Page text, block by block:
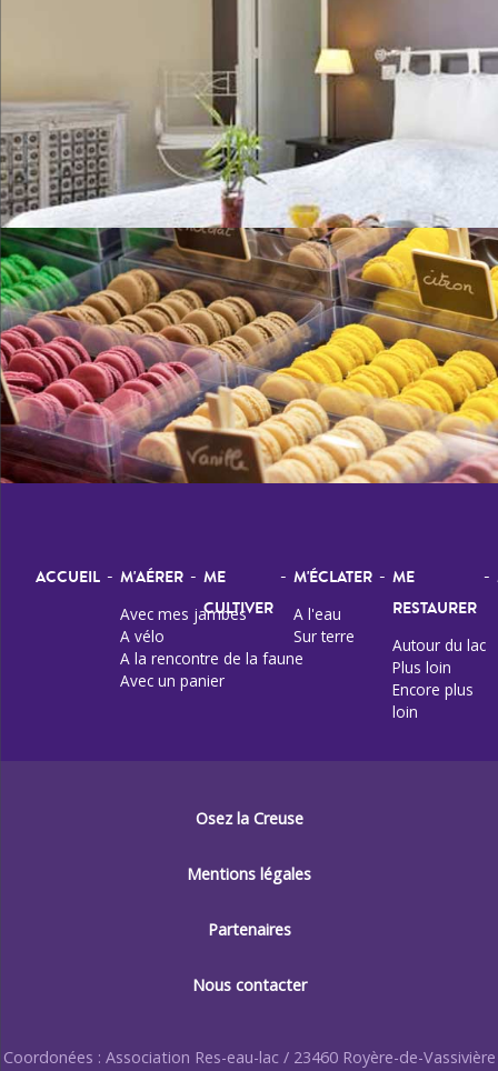
ACCUEIL - M'AÉRER
Avec mes jambes
A vélo
A la rencontre de la faune
Avec un panier
- ME
CULTIVER
- M'ÉCLATER
A l'eau
Sur terre
- ME
RESTAURER
Autour du lac
Plus loin
Encore plus
loin
-
Osez la Creuse
Mentions légales
Partenaires
Nous contacter
Coordonées : Association Res-eau-lac / 23460 Royère-de-Vassivière